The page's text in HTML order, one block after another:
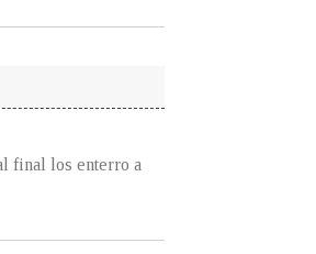
final los enterro a